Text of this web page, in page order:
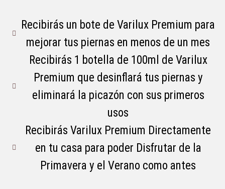
Recibirás un bote de Varilux Premium para
mejorar tus piernas en menos de un mes
Recibirás 1 botella de 100ml de Varilux
Premium que desinflará tus piernas y
eliminará la picazón con sus primeros
usos
Recibirás Varilux Premium Directamente
en tu casa para poder Disfrutar de la
Primavera y el Verano como antes